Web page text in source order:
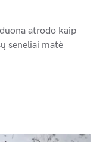
atrodo kaip
seneliai matė